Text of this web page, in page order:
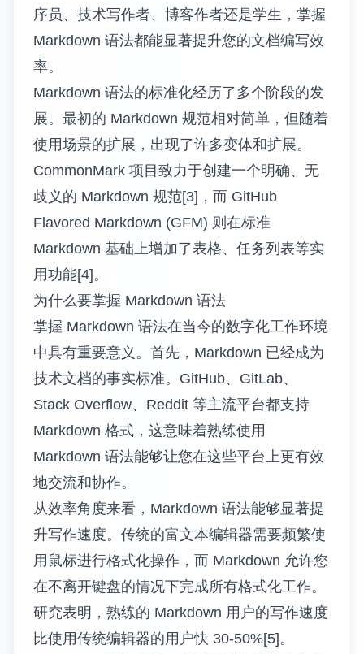
序员、技术写作者、博客作者还是学生，掌握
Markdown 语法都能显著提升您的文档编写效
率。
Markdown 语法的标准化经历了多个阶段的发
展。最初的 Markdown 规范相对简单，但随着
使用场景的扩展，出现了许多变体和扩展。
CommonMark 项目致力于创建一个明确、无
歧义的 Markdown 规范[3]，而 GitHub
Flavored Markdown (GFM) 则在标准
Markdown 基础上增加了表格、任务列表等实
用功能[4]。
为什么要掌握 Markdown 语法
掌握 Markdown 语法在当今的数字化工作环境
中具有重要意义。首先，Markdown 已经成为
技术文档的事实标准。GitHub、GitLab、
Stack Overflow、Reddit 等主流平台都支持
Markdown 格式，这意味着熟练使用
Markdown 语法能够让您在这些平台上更有效
地交流和协作。
从效率角度来看，Markdown 语法能够显著提
升写作速度。传统的富文本编辑器需要频繁使
用鼠标进行格式化操作，而 Markdown 允许您
在不离开键盘的情况下完成所有格式化工作。
研究表明，熟练的 Markdown 用户的写作速度
比使用传统编辑器的用户快 30-50%[5]。